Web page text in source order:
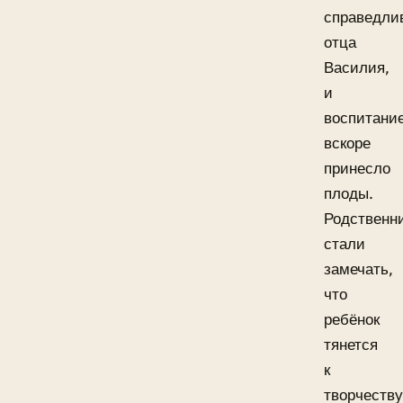
отца
Василия,
и
вскоре
принесло
плоды.
стали
замечать,
что
ребёнок
тянется
к